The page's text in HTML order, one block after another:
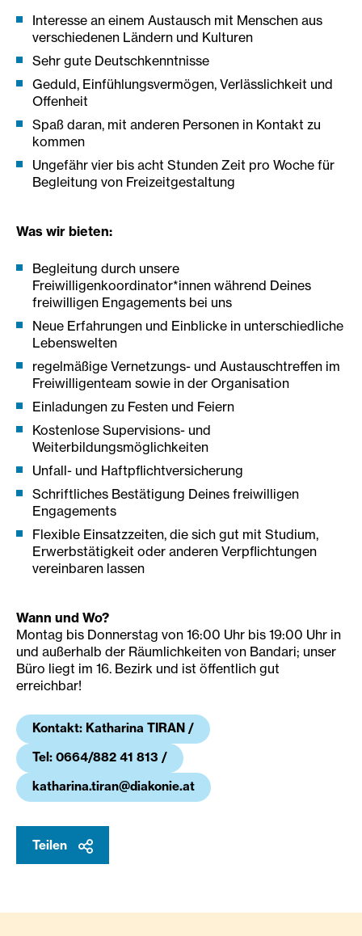
Interesse an einem Austausch mit Menschen aus
verschiedenen Ländern und Kulturen
Sehr gute Deutschkenntnisse
Geduld, Einfühlungsvermögen, Verlässlichkeit und
Offenheit
Spaß daran, mit anderen Personen in Kontakt zu
kommen
Ungefähr vier bis acht Stunden Zeit pro Woche für
Begleitung von Freizeitgestaltung
Was wir bieten:
Begleitung durch unsere
Freiwilligenkoordinator*innen während Deines
freiwilligen Engagements bei uns
Neue Erfahrungen und Einblicke in unterschiedliche
Lebenswelten
regelmäßige Vernetzungs- und Austauschtreffen im
Freiwilligenteam sowie in der Organisation
Einladungen zu Festen und Feiern
Kostenlose Supervisions- und
Weiterbildungsmöglichkeiten
Unfall- und Haftpflichtversicherung
Schriftliches Bestätigung Deines freiwilligen
Engagements
Flexible Einsatzzeiten, die sich gut mit Studium,
Erwerbstätigkeit oder anderen Verpflichtungen
vereinbaren lassen
Wann und Wo?
Montag bis Donnerstag von 16:00 Uhr bis 19:00 Uhr in
und außerhalb der Räumlichkeiten von Bandari; unser
Büro liegt im 16. Bezirk und ist öffentlich gut
erreichbar!
Kontakt: Katharina TIRAN /
Tel: 0664/882 41 813 /
katharina.tiran@diakonie.at
Teilen